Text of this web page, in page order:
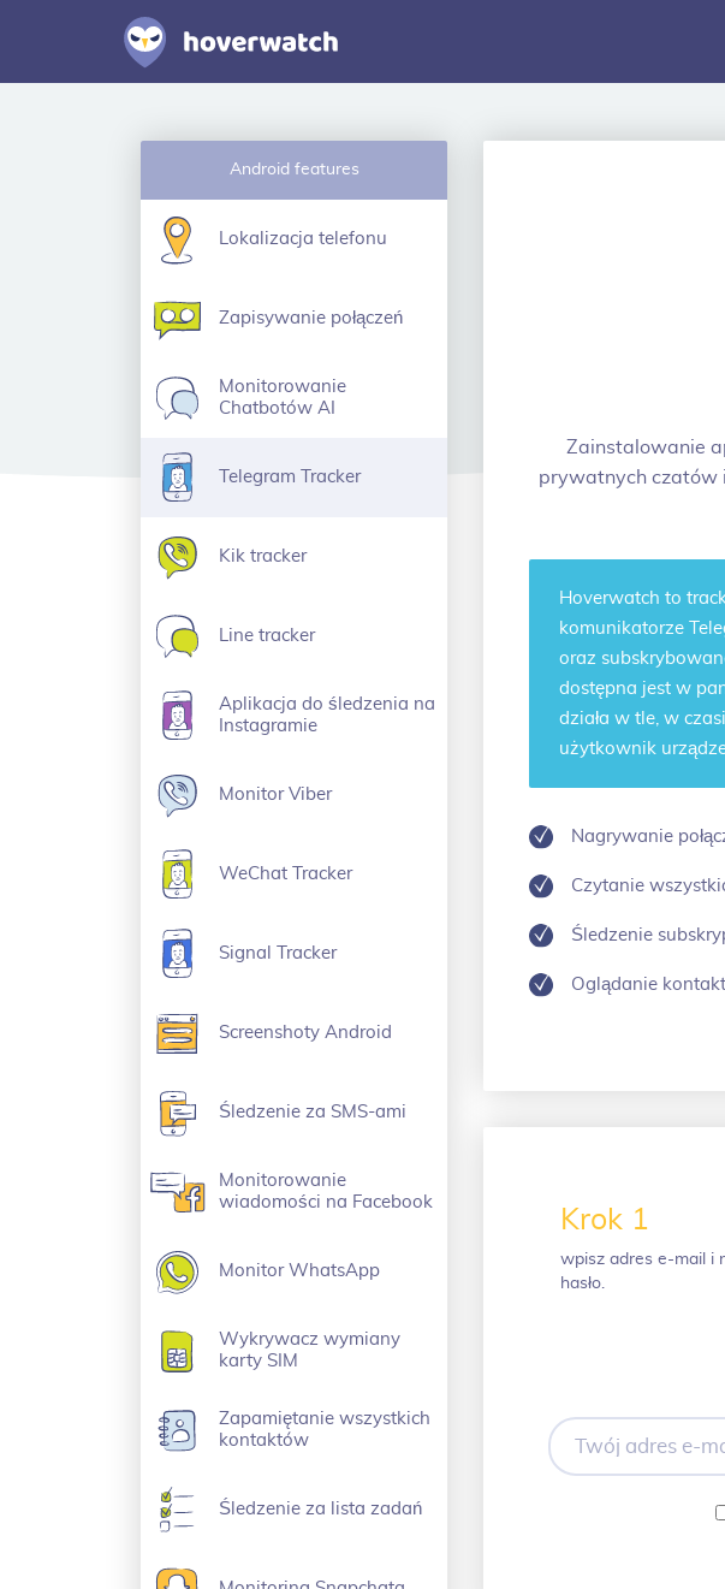
Android features
Lokalizacja telefonu
Zapisywanie połączeń
Monitorowanie
Chatbotów AI
Telegram Tracker
Kik tracker
Line tracker
Aplikacja do śledzenia na
Instagramie
Monitor Viber
WeChat Tracker
Signal Tracker
Screenshoty Android
Śledzenie za SMS-ami
Monitorowanie
wiadomości na Facebook
Monitor WhatsApp
Wykrywacz wymiany
karty SIM
Zapamiętanie wszystkich
kontaktów
Śledzenie za lista zadań
Zainstalowanie
prywatnych czatów
Hoverwatch to
komunikatorze
oraz
dostępna jest w
działa w tle, w
użytkownik
Nagrywanie
Czytanie
Śledzenie
Oglądanie
Krok 1
wpisz adres e-mail i
hasło.
Twój
adres
e-